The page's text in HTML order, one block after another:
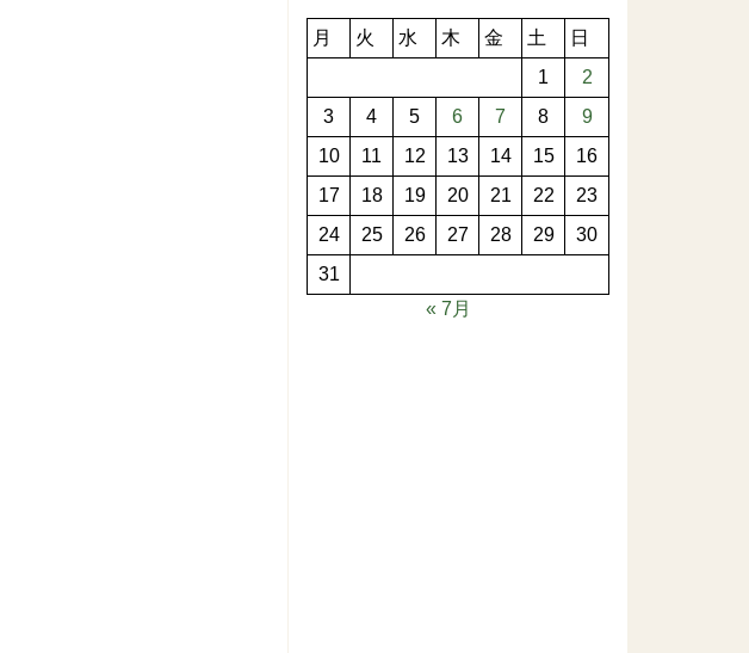
月 火 水 木 金 土
日
1
2
3
4 5 6 7 8
9
10
11 12 13 14 15
16
17
18 19 20 21 22
23
24
25 26 27 28 29
30
31
« 7月